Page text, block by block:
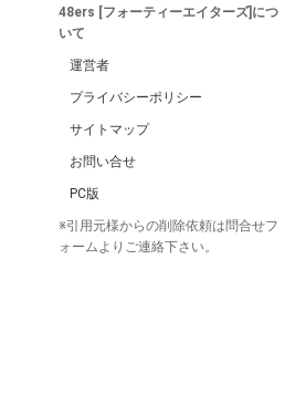
48ers [フォーティーエイターズ]につ
いて
運営者
プライバシーポリシー
サイトマップ
お問い合せ
PC版
※引用元様からの削除依頼は問合せフ
ォームよりご連絡下さい。